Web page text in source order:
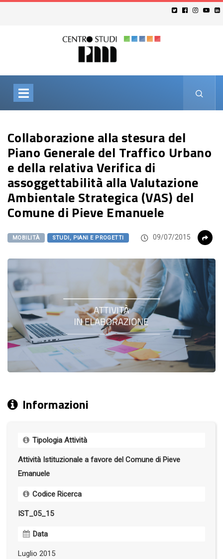
Collaborazione alla stesura del
Piano Generale del Traffico Urbano
e della relativa Verifica di
assoggettabilità alla Valutazione
Ambientale Strategica (VAS) del
Comune di Pieve Emanuele
MOBILITÀ STUDI, PIANI E PROGETTI 09/07/2015
Informazioni
Tipologia Attività
Attività Istituzionale a favore del Comune di Pieve
Emanuele
Codice Ricerca
IST_05_15
Data
Luglio 2015